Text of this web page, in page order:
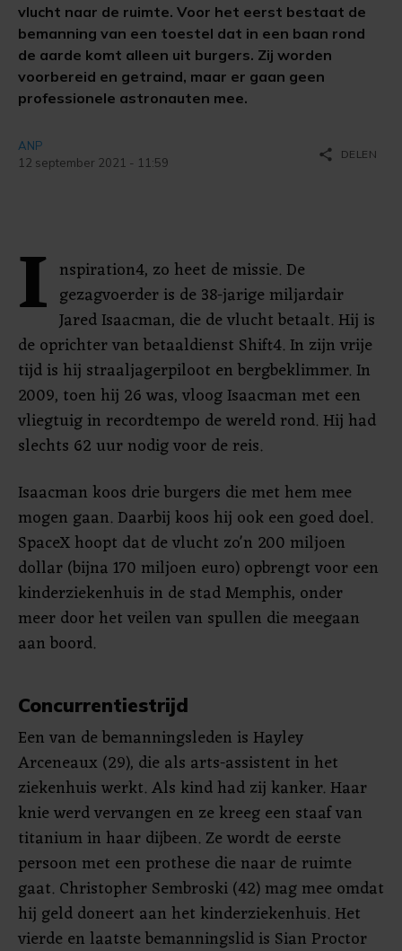
vlucht naar de ruimte. Voor het eerst bestaat de
bemanning van een toestel dat in een baan rond
de aarde komt alleen uit burgers. Zij worden
voorbereid en getraind, maar er gaan geen
professionele astronauten mee.
ANP
12 september 2021 - 11:59
share DELEN
I nspiration4, zo heet de missie. De
gezagvoerder is de 38-jarige miljardair
Jared Isaacman, die de vlucht betaalt. Hij is
de oprichter van betaaldienst Shift4. In zijn vrije
tijd is hij straaljagerpiloot en bergbeklimmer. In
2009, toen hij 26 was, vloog Isaacman met een
vliegtuig in recordtempo de wereld rond. Hij had
slechts 62 uur nodig voor de reis.
Isaacman koos drie burgers die met hem mee
mogen gaan. Daarbij koos hij ook een goed doel.
SpaceX hoopt dat de vlucht zo'n 200 miljoen
dollar (bijna 170 miljoen euro) opbrengt voor een
kinderziekenhuis in de stad Memphis, onder
meer door het veilen van spullen die meegaan
aan boord.
Concurrentiestrijd
Een van de bemanningsleden is Hayley
Arceneaux (29), die als arts-assistent in het
ziekenhuis werkt. Als kind had zij kanker. Haar
knie werd vervangen en ze kreeg een staaf van
titanium in haar dijbeen. Ze wordt de eerste
persoon met een prothese die naar de ruimte
gaat. Christopher Sembroski (42) mag mee omdat
hij geld doneert aan het kinderziekenhuis. Het
vierde en laatste bemanningslid is Sian Proctor